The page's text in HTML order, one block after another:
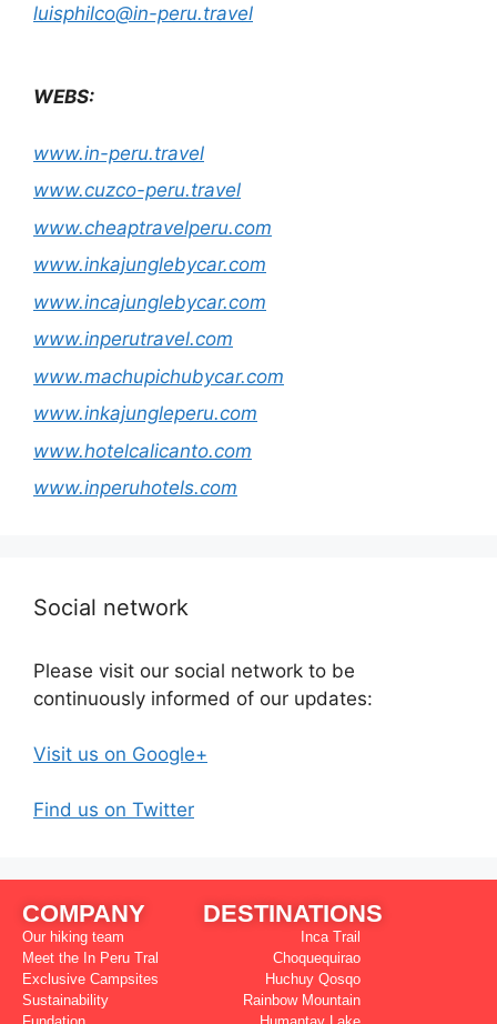
luisphilco@in-peru.travel
WEBS:
www.in-peru.travel
www.cuzco-peru.travel
www.cheaptravelperu.com
www.inkajunglebycar.com
www.incajunglebycar.com
www.inperutravel.com
www.machupichubycar.com
www.inkajungleperu.com
www.hotelcalicanto.com
www.inperuhotels.com
Social network
Please visit our social network to be
continuously informed of our updates:
Visit us on Google+
Find us on Twitter
COMPANY
Our hiking team
Meet the In Peru Tral
Exclusive Campsites
Sustainability
DESTINATIONS
Inca Trail
Choquequirao
Huchuy Qosqo
Rainbow Mountain